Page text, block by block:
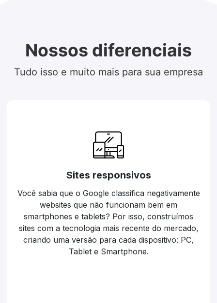
Nossos diferenciais
Tudo isso e muito mais para sua empresa
Sites responsivos
Você sabia que o Google classifica negativamente
websites que não funcionam bem em
smartphones e tablets? Por isso, construímos
sites com a tecnologia mais recente do mercado,
criando uma versão para cada dispositivo: PC,
Tablet e Smartphone.